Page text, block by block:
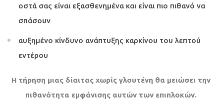
οστά σας είναι εξασθενημένα και είναι πιο πιθανό να
σπάσουν
αυξημένο κίνδυνο ανάπτυξης καρκίνου του λεπτού
εντέρου
Η τήρηση μιας δίαιτας χωρίς γλουτένη θα μειώσει την
πιθανότητα εμφάνισης αυτών των επιπλοκών.